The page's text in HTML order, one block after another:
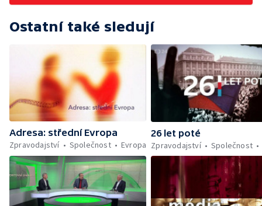
Ostatní také sledují
Adresa: střední Evropa
Zpravodajství
Společnost Evropa
26 let poté
Zpravodajství
Společnost